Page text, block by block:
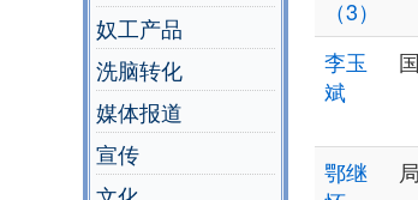
奴工产品
洗脑转化
媒体报道
宣传
（3）
李玉
斌
鄂继